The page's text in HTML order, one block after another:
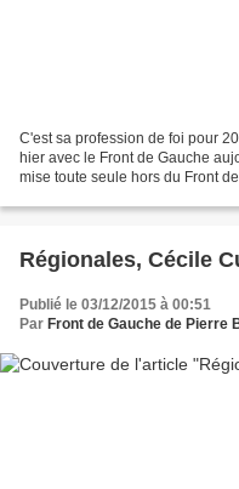
C'est sa profession de foi pour
hier avec le Front de Gauche
mise toute seule hors du Front
Régionales, Cécile
Publié le 03/12/2015 à 00:51
Par Front de Gauche de Pierre